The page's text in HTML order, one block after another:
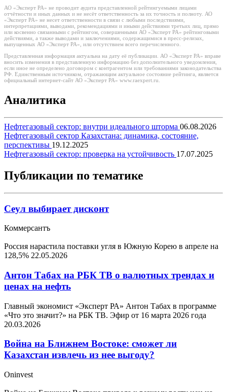
АО «Эксперт РА» не проводит аудита представленной рейтингуемыми лицами
отчётности и иных данных и не несёт ответственность за их точность и полноту. АО
«Эксперт РА» не несет ответственности в связи с любыми последствиями,
интерпретациями, выводами, рекомендациями и иными действиями третьих лиц, прямо
или косвенно связанными с рейтингом, совершенными АО «Эксперт РА» рейтинговыми
действиями, а также выводами и заключениями, содержащимися в пресс-релизах,
выпущенных АО «Эксперт РА», или отсутствием всего перечисленного.
Представленная информация актуальна на дату её публикации. АО «Эксперт РА» вправе
вносить изменения в представленную информацию без дополнительного уведомления,
если иное не определено договором с контрагентом или требованиями законодательства
РФ. Единственным источником, отражающим актуальное состояние рейтинга, является
официальный интернет-сайт АО «Эксперт РА» www.raexpert.ru.
Аналитика
Нефтегазовый сектор: внутри идеального шторма 06.08.2026
Нефтегазовый сектор Казахстана: динамика, состояние,
перспективы 19.12.2025
Нефтегазовый сектор: проверка на устойчивость 17.07.2025
Публикации по тематике
Сеул выбирает дисконт
Коммерсантъ
Россия нарастила поставки угля в Южную Корею в апреле на
128,5% 22.05.2026
Антон Табах на РБК ТВ о валютных трендах и
ценах на нефть
Главный экономист «Эксперт РА» Антон Табах в программе
«Что это значит?» на РБК ТВ. Эфир от 16 марта 2026 года
20.03.2026
Война на Ближнем Востоке: сможет ли
Казахстан извлечь из нее выгоду?
Oninvest